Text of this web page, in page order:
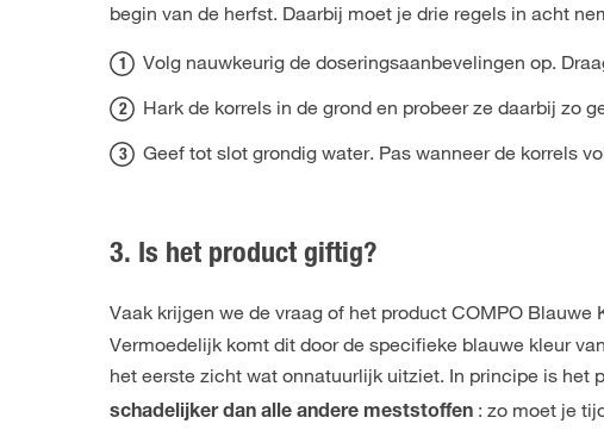
begin van de herfst. Daarbij moet je drie regels in acht
Volg nauwkeurig de doseringsaanbevelingen op.
Hark de korrels in de grond en probeer ze daarbij zo
Geef tot slot grondig water. Pas wanneer de korrels
3. Is het product giftig?
Vaak krijgen we de vraag of het product COMPO Blauwe
Vermoedelijk komt dit door de specifieke blauwe kleur
het eerste zicht wat onnatuurlijk uitziet. In principe is het
schadelijker dan alle andere meststoffen : zo moet je